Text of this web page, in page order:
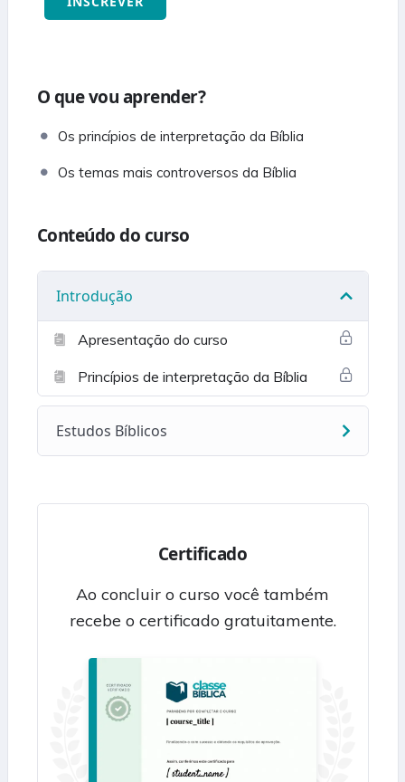
O que vou aprender?
Os princípios de interpretação da Bíblia
Os temas mais controversos da Bíblia
Conteúdo do curso
Introdução
Apresentação do curso
Princípios de interpretação da Bíblia
Estudos Bíblicos
Certificado
Ao concluir o curso você também
recebe o certificado gratuitamente.